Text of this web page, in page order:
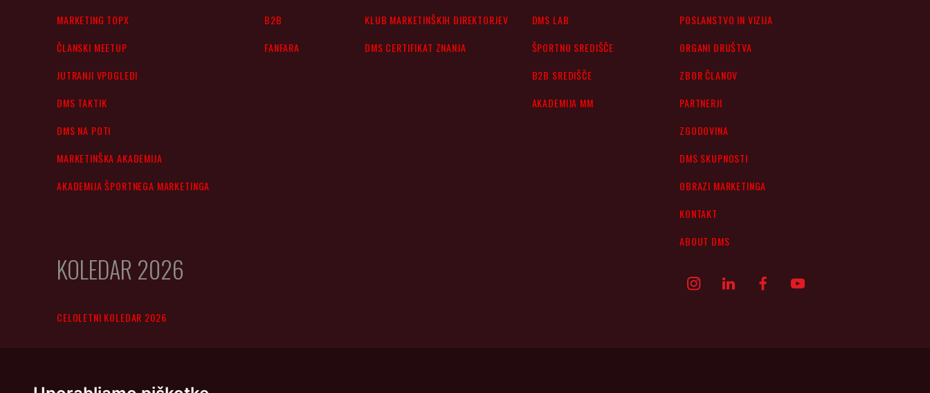
MARKETING TOPX
ČLANSKI MEETUP
JUTRANJI VPOGLEDI
DMS TAKTIK
DMS NA POTI
MARKETINŠKA AKADEMIJA
AKADEMIJA ŠPORTNEGA MARKETINGA
KOLEDAR 2026
CELOLETNI KOLEDAR 2026
B2B
FANFARA
KLUB MARKETINŠKIH DIREKTORJEV
DMS CERTIFIKAT ZNANJA
DMS LAB
ŠPORTNO SREDIŠČE
B2B SREDIŠČE
AKADEMIJA MM
POSLANSTVO IN VIZIJA
ORGANI DRUŠTVA
ZBOR ČLANOV
PARTNERJI
ZGODOVINA
DMS SKUPNOSTI
OBRAZI MARKETINGA
KONTAKT
ABOUT DMS